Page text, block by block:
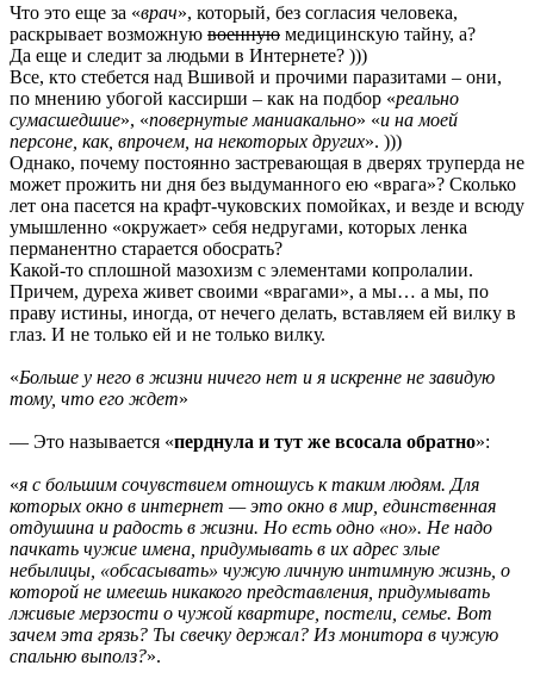
Что это еще за «врач», который, без согласия человека,
раскрывает возможную военную медицинскую тайну, а?
Да еще и следит за людьми в Интернете? )))
Все, кто стебется над Вшивой и прочими паразитами – они,
по мнению убогой кассирши – как на подбор «реально
сумасшедшие», «повернутые маниакально» «и на моей
персоне, как, впрочем, на некоторых других». )))
Однако, почему постоянно застревающая в дверях труперда не
может прожить ни дня без выдуманного ею «врага»? Сколько
лет она пасется на крафт-чуковских помойках, и везде и всюду
умышленно «окружает» себя недругами, которых ленка
перманентно старается обосрать?
Какой-то сплошной мазохизм с элементами копролалии.
Причем, дуреха живет своими «врагами», а мы… а мы, по
праву истины, иногда, от нечего делать, вставляем ей вилку в
глаз. И не только ей и не только вилку.
«Больше у него в жизни ничего нет и я искренне не завидую
тому, что его ждет»
— Это называется «перднула и тут же всосала обратно»:
«я с большим сочувствием отношусь к таким людям. Для
которых окно в интернет — это окно в мир, единственная
отдушина и радость в жизни. Но есть одно «но». Не надо
пачкать чужие имена, придумывать в их адрес злые
небылицы, «обсасывать» чужую личную интимную жизнь, о
которой не имеешь никакого представления, придумывать
лживые мерзости о чужой квартире, постели, семье. Вот
зачем эта грязь? Ты свечку держал? Из монитора в чужую
спальню выполз?».